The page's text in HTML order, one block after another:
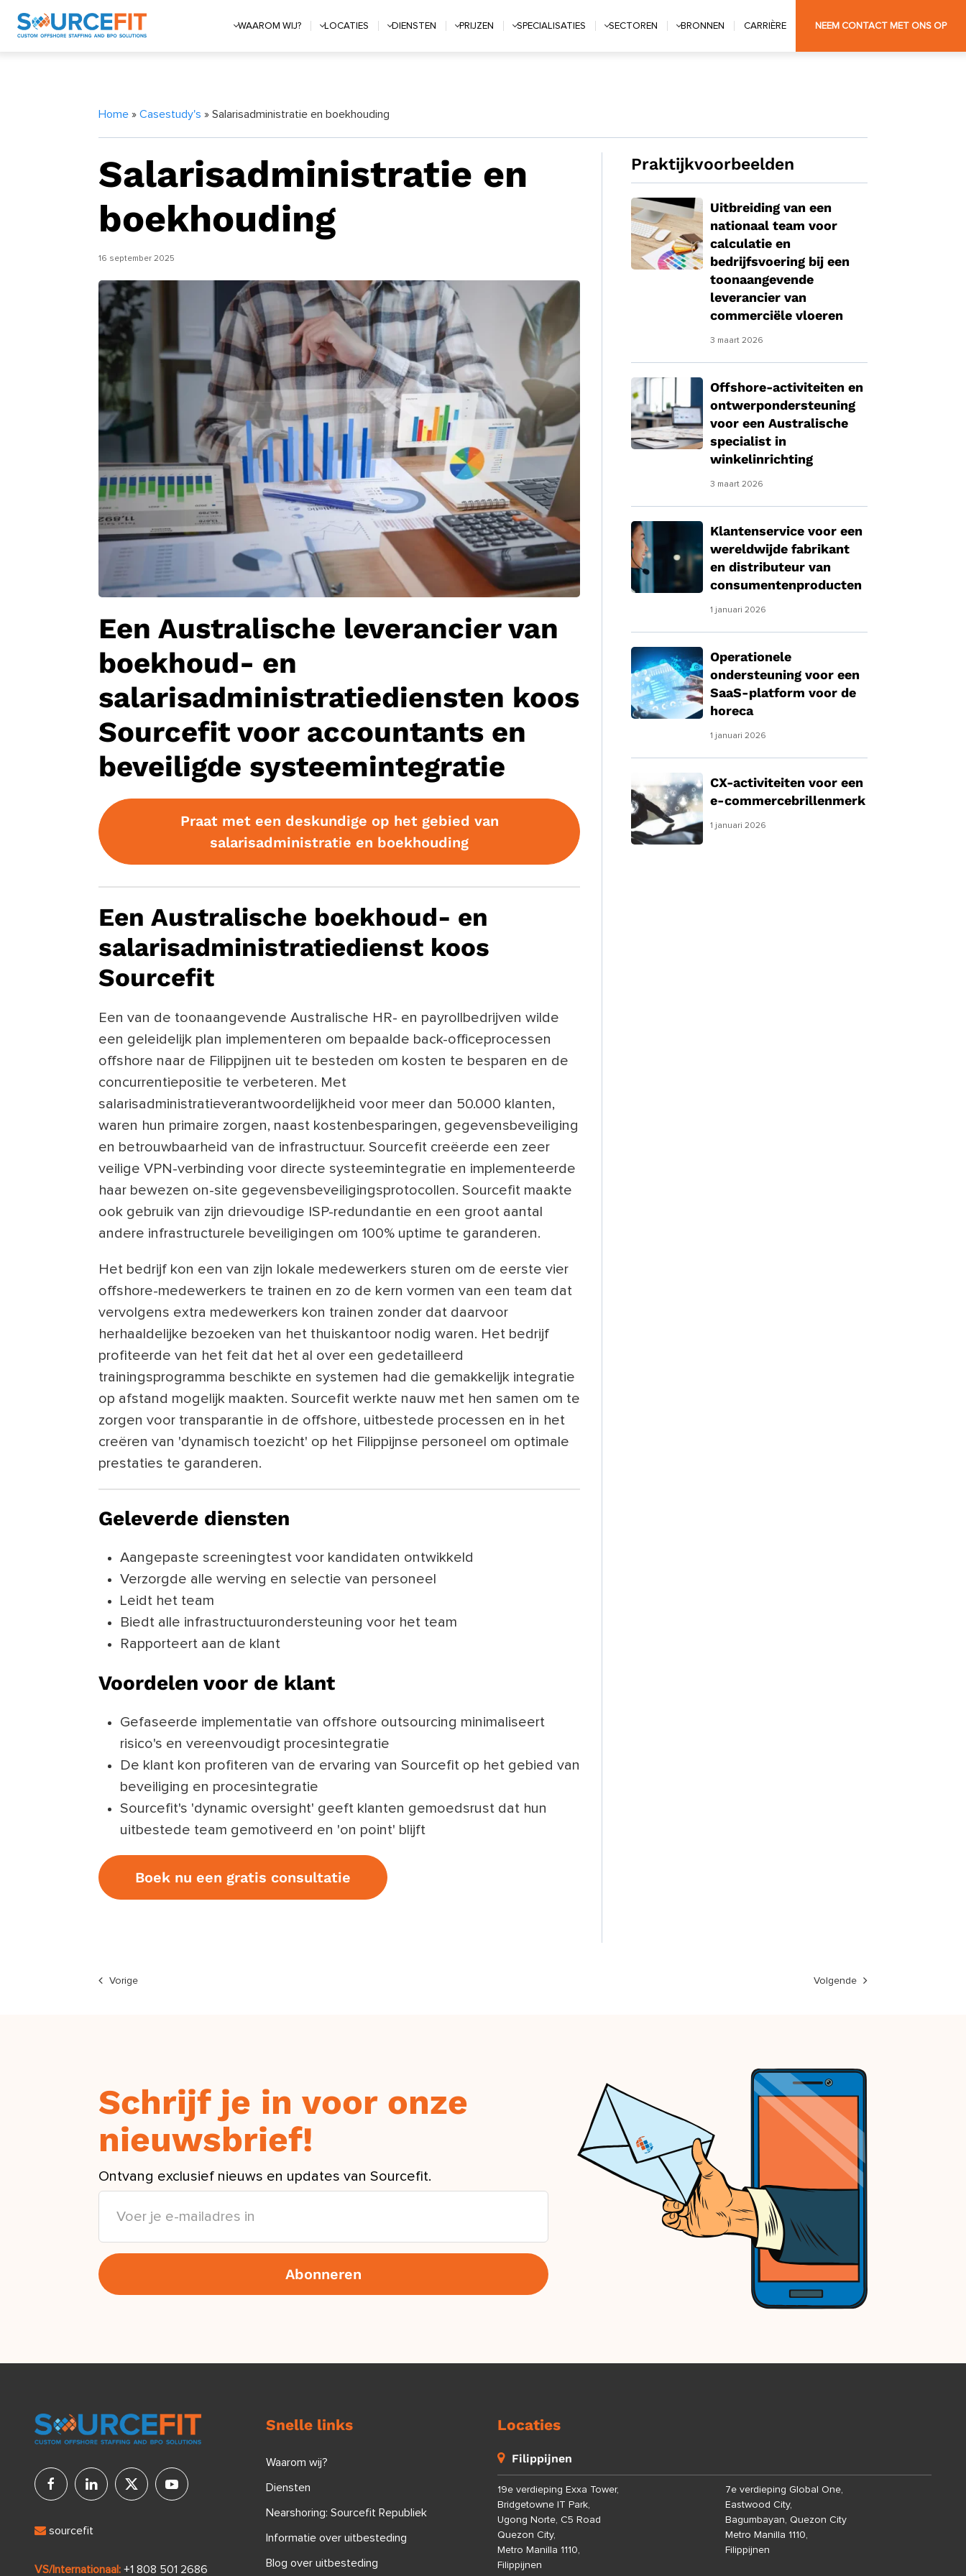
WAAROM WIJ? LOCATIES DIENSTEN PRIJZEN SPECIALISATIES SECTOREN BRONNEN CARRIÈRE NEEM CONTACT MET ONS OP
Home » Casestudy's » Salarisadministratie en boekhouding
Salarisadministratie en
boekhouding
16 september 2025
Een Australische leverancier van
boekhoud- en
salarisadministratiediensten koos
Sourcefit voor accountants en
beveiligde systeemintegratie
Praat met een deskundige op het gebied van
salarisadministratie en boekhouding
Een Australische boekhoud- en
salarisadministratiedienst koos
Sourcefit
Een van de toonaangevende Australische HR- en payrollbedrijven wilde
een geleidelijk plan implementeren om bepaalde back-officeprocessen
offshore naar de Filippijnen uit te besteden om kosten te besparen en de
concurrentiepositie te verbeteren. Met
salarisadministratieverantwoordelijkheid voor meer dan 50.000 klanten,
waren hun primaire zorgen, naast kostenbesparingen, gegevensbeveiliging
en betrouwbaarheid van de infrastructuur. Sourcefit creëerde een zeer
veilige VPN-verbinding voor directe systeemintegratie en implementeerde
haar bewezen on-site gegevensbeveiligingsprotocollen. Sourcefit maakte
ook gebruik van zijn drievoudige ISP-redundantie en een groot aantal
andere infrastructurele beveiligingen om 100% uptime te garanderen.
Het bedrijf kon een van zijn lokale medewerkers sturen om de eerste vier
offshore-medewerkers te trainen en zo de kern vormen van een team dat
vervolgens extra medewerkers kon trainen zonder dat daarvoor
herhaaldelijke bezoeken van het thuiskantoor nodig waren. Het bedrijf
profiteerde van het feit dat het al over een gedetailleerd
trainingsprogramma beschikte en systemen had die gemakkelijk integratie
op afstand mogelijk maakten. Sourcefit werkte nauw met hen samen om te
zorgen voor transparantie in de offshore, uitbestede processen en in het
creëren van 'dynamisch toezicht' op het Filippijnse personeel om optimale
prestaties te garanderen.
Geleverde diensten
Aangepaste screeningtest voor kandidaten ontwikkeld
Verzorgde alle werving en selectie van personeel
Leidt het team
Biedt alle infrastructuurondersteuning voor het team
Rapporteert aan de klant
Voordelen voor de klant
Gefaseerde implementatie van offshore outsourcing minimaliseert
risico's en vereenvoudigt procesintegratie
De klant kon profiteren van de ervaring van Sourcefit op het gebied van
beveiliging en procesintegratie
Sourcefit's 'dynamic oversight' geeft klanten gemoedsrust dat hun
uitbestede team gemotiveerd en 'on point' blijft
Boek nu een gratis consultatie
Praktijkvoorbeelden
Uitbreiding van een
nationaal team voor
calculatie en
bedrijfsvoering bij een
toonaangevende
leverancier van
commerciële vloeren
3 maart 2026
Offshore-activiteiten en
ontwerpondersteuning
voor een Australische
specialist in
winkelinrichting
3 maart 2026
Klantenservice voor een
wereldwijde fabrikant
en distributeur van
consumentenproducten
1 januari 2026
Operationele
ondersteuning voor een
SaaS-platform voor de
horeca
1 januari 2026
CX-activiteiten voor een
e-commercebrillenmerk
1 januari 2026
Vorige Volgende
Schrijf je in voor onze
nieuwsbrief!
Ontvang exclusief nieuws en updates van Sourcefit.
sourcefit
VS/Internationaal: +1 808 501 2686
Snelle links
Waarom wij?
Diensten
Nearshoring: Sourcefit Republiek
Informatie over uitbesteding
Blog over uitbesteding
Locaties
Filippijnen
19e verdieping Exxa Tower,
Bridgetowne IT Park,
Ugong Norte, C5 Road
Quezon City,
Metro Manilla 1110,
Filippijnen
7e verdieping Global One,
Eastwood City,
Bagumbayan, Quezon City
Metro Manilla 1110,
Filippijnen